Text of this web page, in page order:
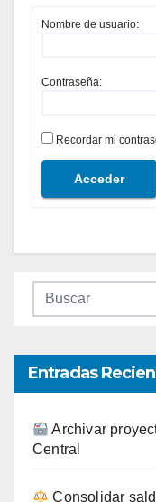
Nombre de usuario:
Contraseña:
Recordar mi
Acceder
Entradas
Archivar
Central
Consolidar